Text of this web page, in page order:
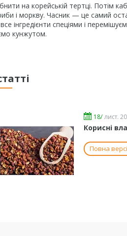
на корейській тертці. Потім
і моркву. Часник — це самий
інгредієнти спеціями і
кунжутом.
18/ лист.
Корисні
Повна